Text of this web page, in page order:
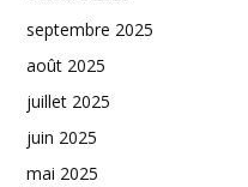
septembre 2025
août 2025
juillet 2025
juin 2025
mai 2025